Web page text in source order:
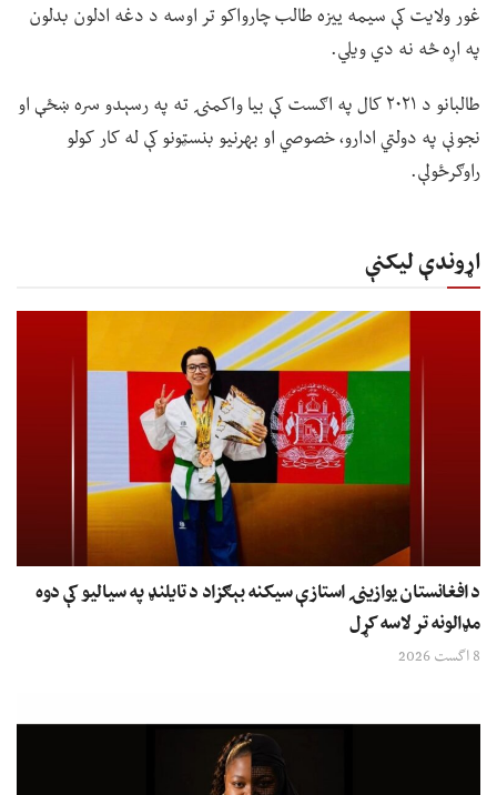
غور ولایت کې سیمه ییزه طالب چارواکو تر اوسه د دغه ادلون بدلون
په اړه څه نه دي ویلي.
طالبانو د ۲۰۲۱ کال په اګست کې بیا واکمنۍ ته په رسېدو سره ښځې او
نجونې په دولتي ادارو، خصوصي او بهرنیو بنسټونو کې له کار کولو
راوګرځولې.
اړوندې لیکنې
د افغانستان یوازینۍ استازې سیکنه بېګزاد د تایلنډ په سیالیو کې دوه
مډالونه تر لاسه کړل
8 اگست 2026